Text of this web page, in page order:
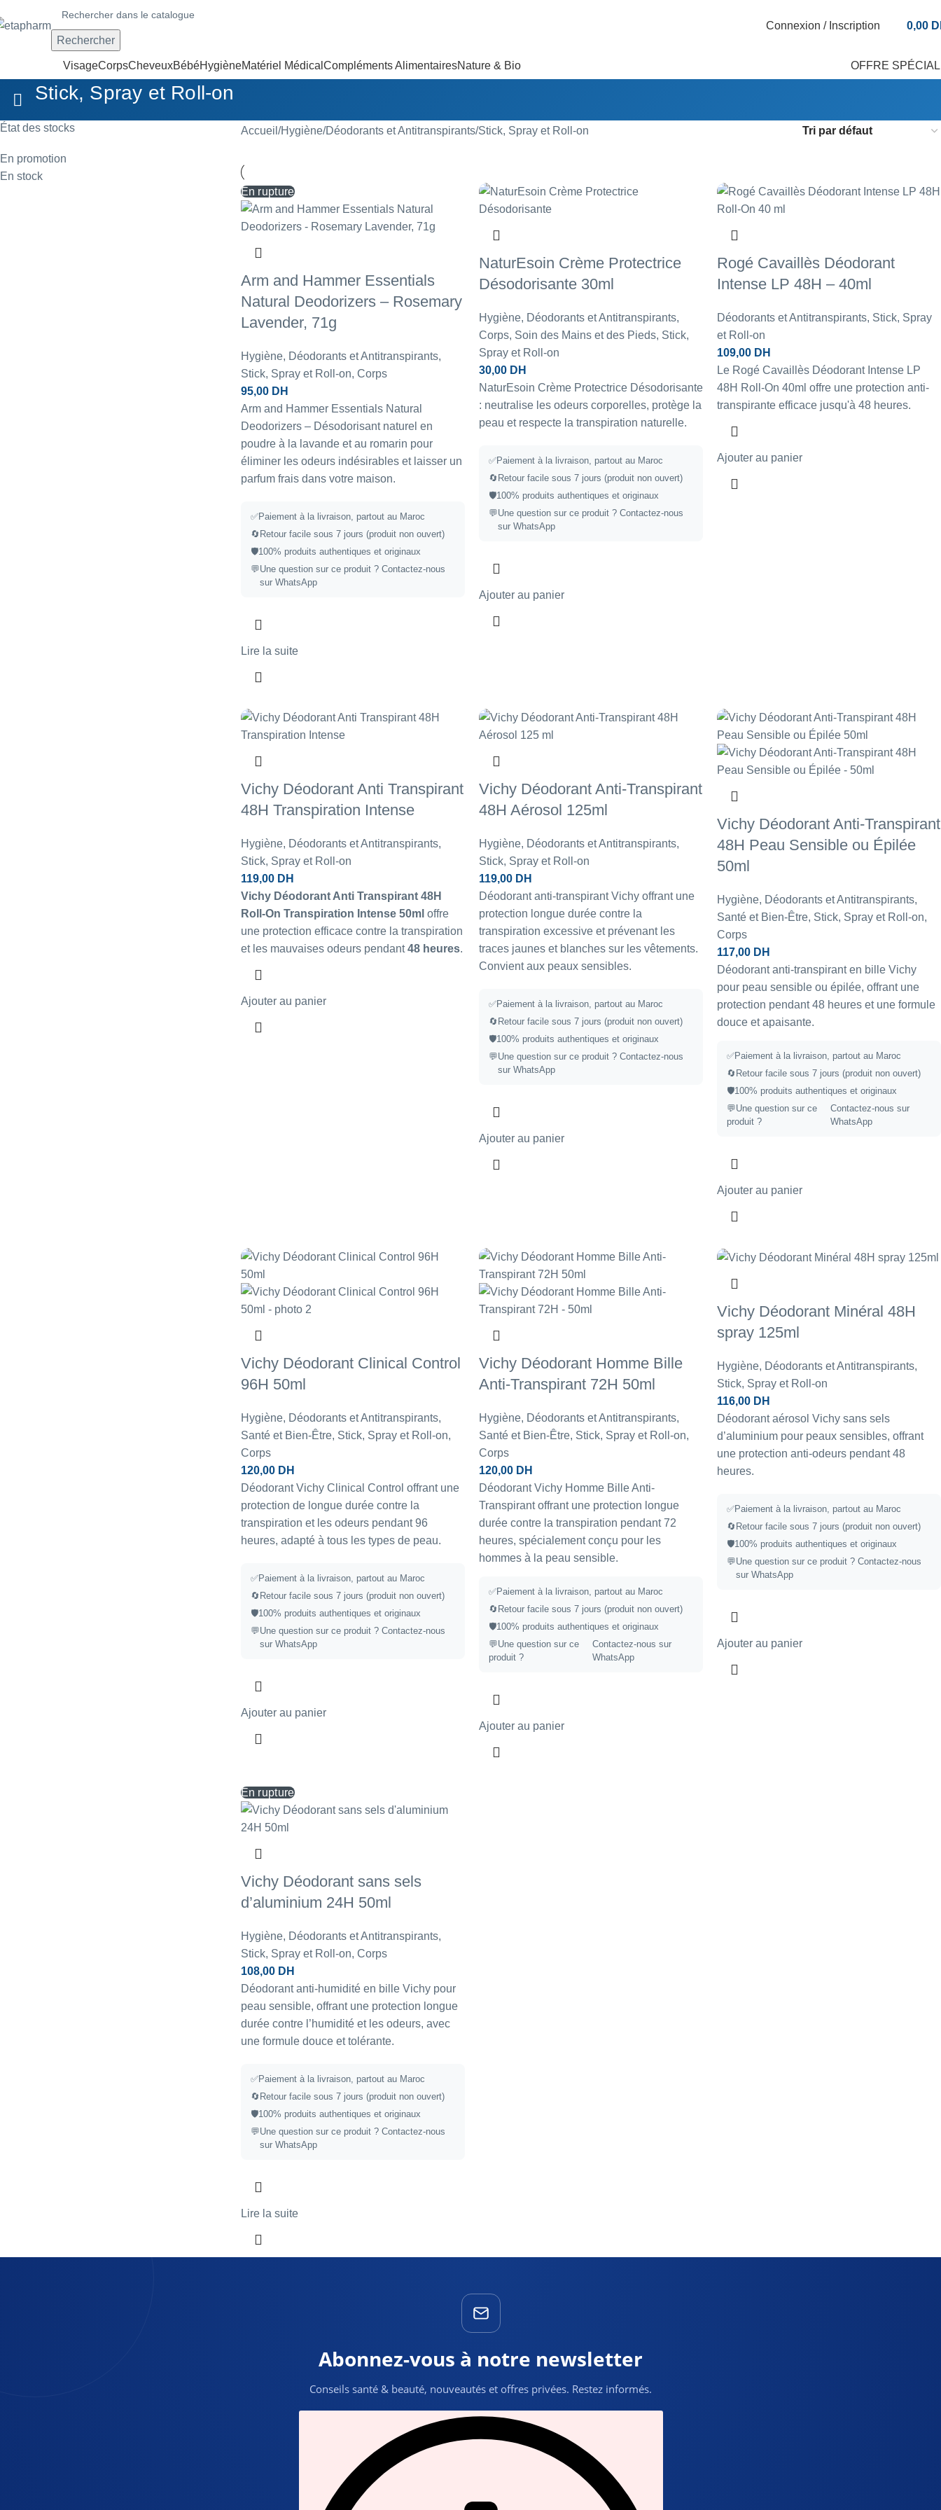
Rechercher
Connexion / Inscription 0,00
VisageCorpsCheveuxBébéHygièneMatériel Médical Compléments AlimentairesNature & Bio OFFRE
Stick, Spray et Roll-on
État des stocks
En promotion
En stock
Accueil Hygiène Déodorants et Antitranspirants Stick, Spray et Roll-on
En rupture
Arm and Hammer Essentials
Natural Deodorizers – Rosemary
Lavender, 71g
Hygiène, Déodorants et Antitranspirants,
Stick, Spray et Roll-on, Corps
95,00 DH
Arm and Hammer Essentials Natural
Deodorizers – Désodorisant naturel en
poudre à la lavande et au romarin pour
éliminer les odeurs indésirables et laisser un
parfum frais dans votre maison.
✅Paiement à la livraison, partout au Maroc
🔄 Retour facile sous 7 jours (produit non ouvert)
🛡️100% produits authentiques et originaux
💬Une question sur ce produit ? Contactez-nous
sur WhatsApp
Lire la suite
NaturEsoin Crème Protectrice
Désodorisante 30ml
Hygiène, Déodorants et Antitranspirants,
Corps, Soin des Mains et des Pieds, Stick,
Spray et Roll-on
30,00 DH
NaturEsoin Crème Protectrice Désodorisante
: neutralise les odeurs corporelles, protège la
peau et respecte la transpiration naturelle.
✅Paiement à la livraison, partout au Maroc
🔄 Retour facile sous 7 jours (produit non ouvert)
🛡️100% produits authentiques et originaux
💬Une question sur ce produit ? Contactez-nous
sur WhatsApp
Ajouter au panier
Rogé Cavaillès Déodorant
Intense LP 48H – 40ml
Déodorants et Antitranspirants, Stick, Spray
et Roll-on
109,00 DH
Le Rogé Cavaillès Déodorant Intense LP
48H Roll-On 40ml offre une protection anti-
transpirante efficace jusqu'à 48 heures.
Ajouter au panier
Vichy Déodorant Anti Transpirant
48H Transpiration Intense
Hygiène, Déodorants et Antitranspirants,
Stick, Spray et Roll-on
119,00 DH
Vichy Déodorant Anti Transpirant 48H
Roll-On Transpiration Intense 50ml offre
une protection efficace contre la transpiration
et les mauvaises odeurs pendant48 heures.
Ajouter au panier
Vichy Déodorant Anti-Transpirant
48H Aérosol 125ml
Hygiène, Déodorants et Antitranspirants,
Stick, Spray et Roll-on
119,00 DH
Déodorant anti-transpirant Vichy offrant une
protection longue durée contre la
transpiration excessive et prévenant les
traces jaunes et blanches sur les vêtements.
Convient aux peaux sensibles.
✅Paiement à la livraison, partout au Maroc
🔄 Retour facile sous 7 jours (produit non ouvert)
🛡️100% produits authentiques et originaux
💬Une question sur ce produit ? Contactez-nous
sur WhatsApp
Ajouter au panier
Vichy Déodorant Anti-Transpirant
48H Peau Sensible ou Épilée
50ml
Hygiène, Déodorants et Antitranspirants,
Santé et Bien-Être, Stick, Spray et Roll-on,
Corps
117,00 DH
Déodorant anti-transpirant en bille Vichy
pour peau sensible ou épilée, offrant une
protection pendant 48 heures et une formule
douce et apaisante.
✅Paiement à la livraison, partout au Maroc
🔄Retour facile sous 7 jours (produit non ouvert)
🛡️100% produits authentiques et originaux
💬Une question sur ce
produit ?
Contactez-nous sur
WhatsApp
Ajouter au panier
Vichy Déodorant Clinical Control
96H 50ml
Hygiène, Déodorants et Antitranspirants,
Santé et Bien-Être, Stick, Spray et Roll-on,
Corps
120,00 DH
Déodorant Vichy Clinical Control offrant une
protection de longue durée contre la
transpiration et les odeurs pendant 96
heures, adapté à tous les types de peau.
✅Paiement à la livraison, partout au Maroc
🔄 Retour facile sous 7 jours (produit non ouvert)
🛡️100% produits authentiques et originaux
💬Une question sur ce produit ? Contactez-nous
sur WhatsApp
Ajouter au panier
Vichy Déodorant Homme Bille
Anti-Transpirant 72H 50ml
Hygiène, Déodorants et Antitranspirants,
Santé et Bien-Être, Stick, Spray et Roll-on,
Corps
120,00 DH
Déodorant Vichy Homme Bille Anti-
Transpirant offrant une protection longue
durée contre la transpiration pendant 72
heures, spécialement conçu pour les
hommes à la peau sensible.
✅Paiement à la livraison, partout au Maroc
🔄Retour facile sous 7 jours (produit non ouvert)
🛡️100% produits authentiques et originaux
💬Une question sur ce
produit ?
Contactez-nous sur
WhatsApp
Ajouter au panier
Vichy Déodorant Minéral 48H
spray 125ml
Hygiène, Déodorants et Antitranspirants,
Stick, Spray et Roll-on
116,00 DH
Déodorant aérosol Vichy sans sels
d’aluminium pour peaux sensibles, offrant
une protection anti-odeurs pendant 48
heures.
✅Paiement à la livraison, partout au Maroc
🔄 Retour facile sous 7 jours (produit non ouvert)
🛡️100% produits authentiques et originaux
💬Une question sur ce produit ? Contactez-nous
sur WhatsApp
Ajouter au panier
En rupture
Vichy Déodorant sans sels
d’aluminium 24H 50ml
Hygiène, Déodorants et Antitranspirants,
Stick, Spray et Roll-on, Corps
108,00 DH
Déodorant anti-humidité en bille Vichy pour
peau sensible, offrant une protection longue
durée contre l’humidité et les odeurs, avec
une formule douce et tolérante.
✅Paiement à la livraison, partout au Maroc
🔄 Retour facile sous 7 jours (produit non ouvert)
🛡️100% produits authentiques et originaux
💬Une question sur ce produit ? Contactez-nous
sur WhatsApp
Lire la suite
Abonnez-vous à notre newsletter
Conseils santé & beauté, nouveautés et offres privées. Restez informés.